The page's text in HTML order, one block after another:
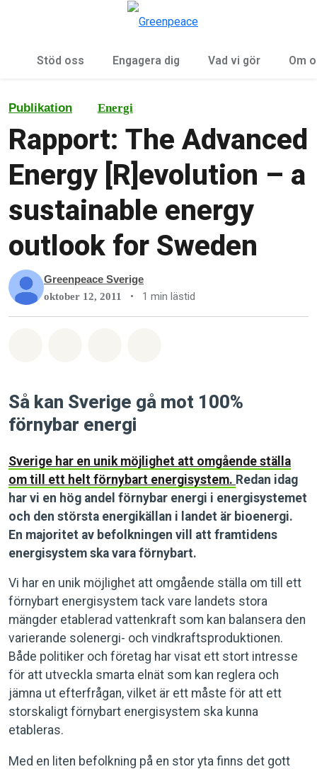
Stöd oss Engagera dig Vad vi gör Om
Publikation Energi
Rapport: The Advanced
Energy [R]evolution – a
sustainable energy
outlook for Sweden
Greenpeace Sverige
oktober 12, 2011 • 1 min lästid
Så kan Sverige gå mot 100%
förnybar energi
Sverige har en unik möjlighet att omgående ställa
om till ett helt förnybart energisystem. Redan idag
har vi en hög andel förnybar energi i energisystemet
och den största energikällan i landet är bioenergi.
En majoritet av befolkningen vill att framtidens
energisystem ska vara förnybart.
Vi har en unik möjlighet att omgående ställa om till ett
förnybart energisystem tack vare landets stora
mängder etablerad vattenkraft som kan balansera den
varierande solenergi- och vindkraftsproduktionen.
Både politiker och företag har visat ett stort intresse
för att utveckla smarta elnät som kan reglera och
jämna ut efterfrågan, vilket är ett måste för att ett
storskaligt förnybart energisystem ska kunna
etableras.
Med en liten befolkning på en stor yta finns det gott